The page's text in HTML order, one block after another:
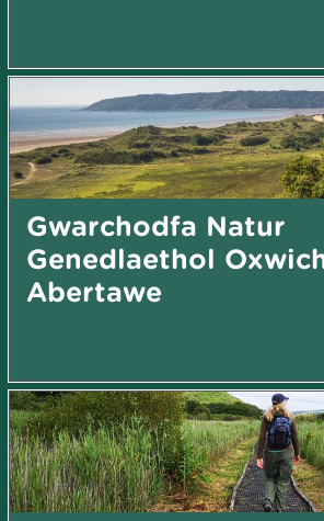
Gwarchodfa Natur
Genedlaethol
Abertawe